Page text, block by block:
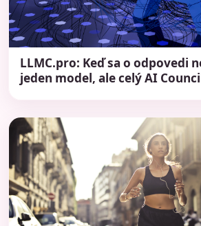
LLMC.pro: Keď sa o odpovedi
jeden model, ale celý AI